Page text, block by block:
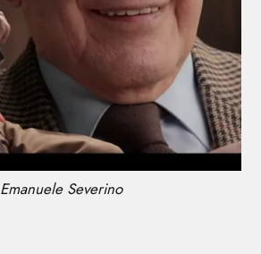
Emanuele Severino